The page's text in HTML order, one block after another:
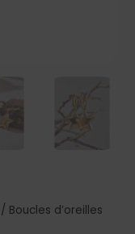
/ Boucles d’oreilles